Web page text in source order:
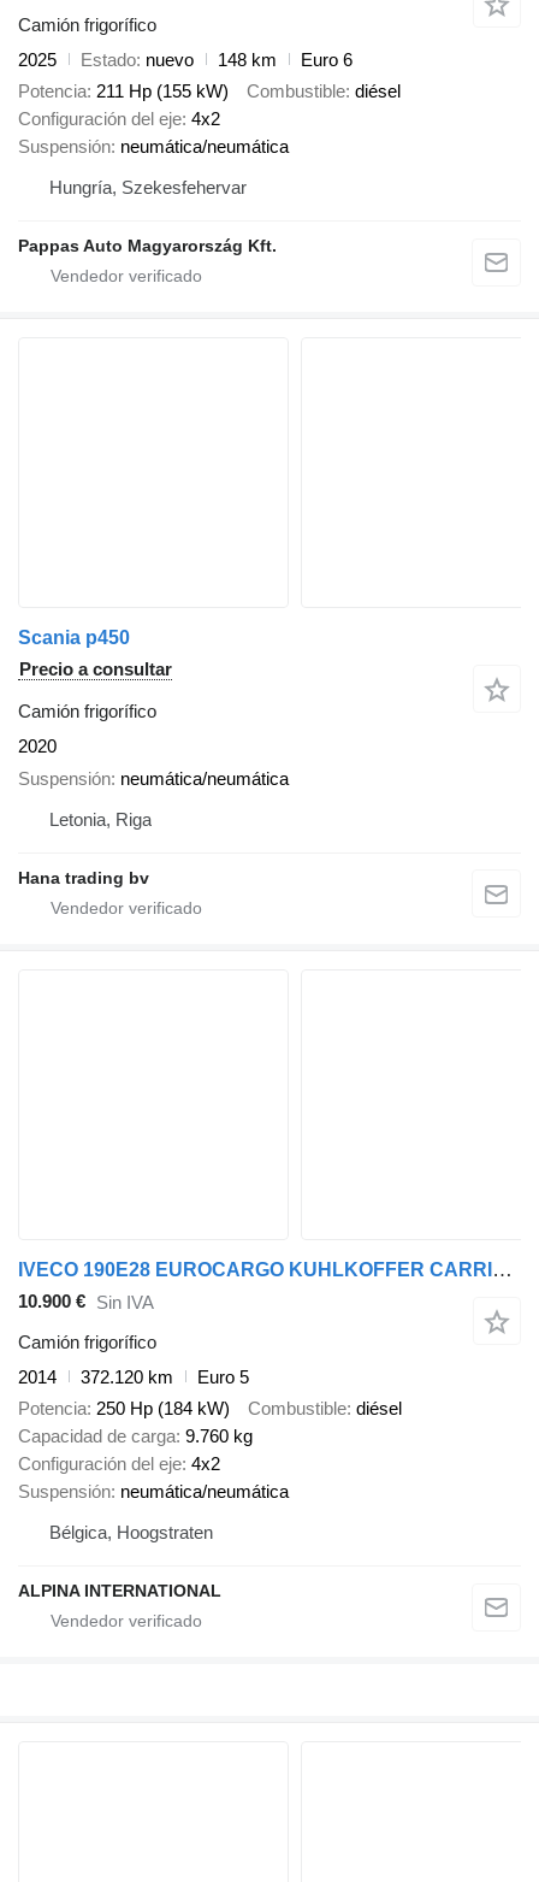
Camión frigorífico
2025
Estado nuevo 148 km
Euro 6
Potencia 211 Hp (155 kW) Combustible diésel
Configuración del eje 4x2
Suspensión neumática/neumática
Hungría, Szekesfehervar
Pappas Auto Magyarország Kft.
Scania p450
Precio a consultar
Camión frigorífico
2020
Suspensión neumática/neumática
Letonia, Riga
Hana trading bv
IVECO 190E28 EUROCARGO KUHLKOFFER CARRIER SUPRA 850
10.900 € Sin IVA
Camión frigorífico
2014
372.120 km
Euro 5
Potencia 250 Hp (184 kW) Combustible diésel
Capacidad de carga 9.760 kg
Configuración del eje 4x2
Suspensión neumática/neumática
Bélgica, Hoogstraten
ALPINA INTERNATIONAL